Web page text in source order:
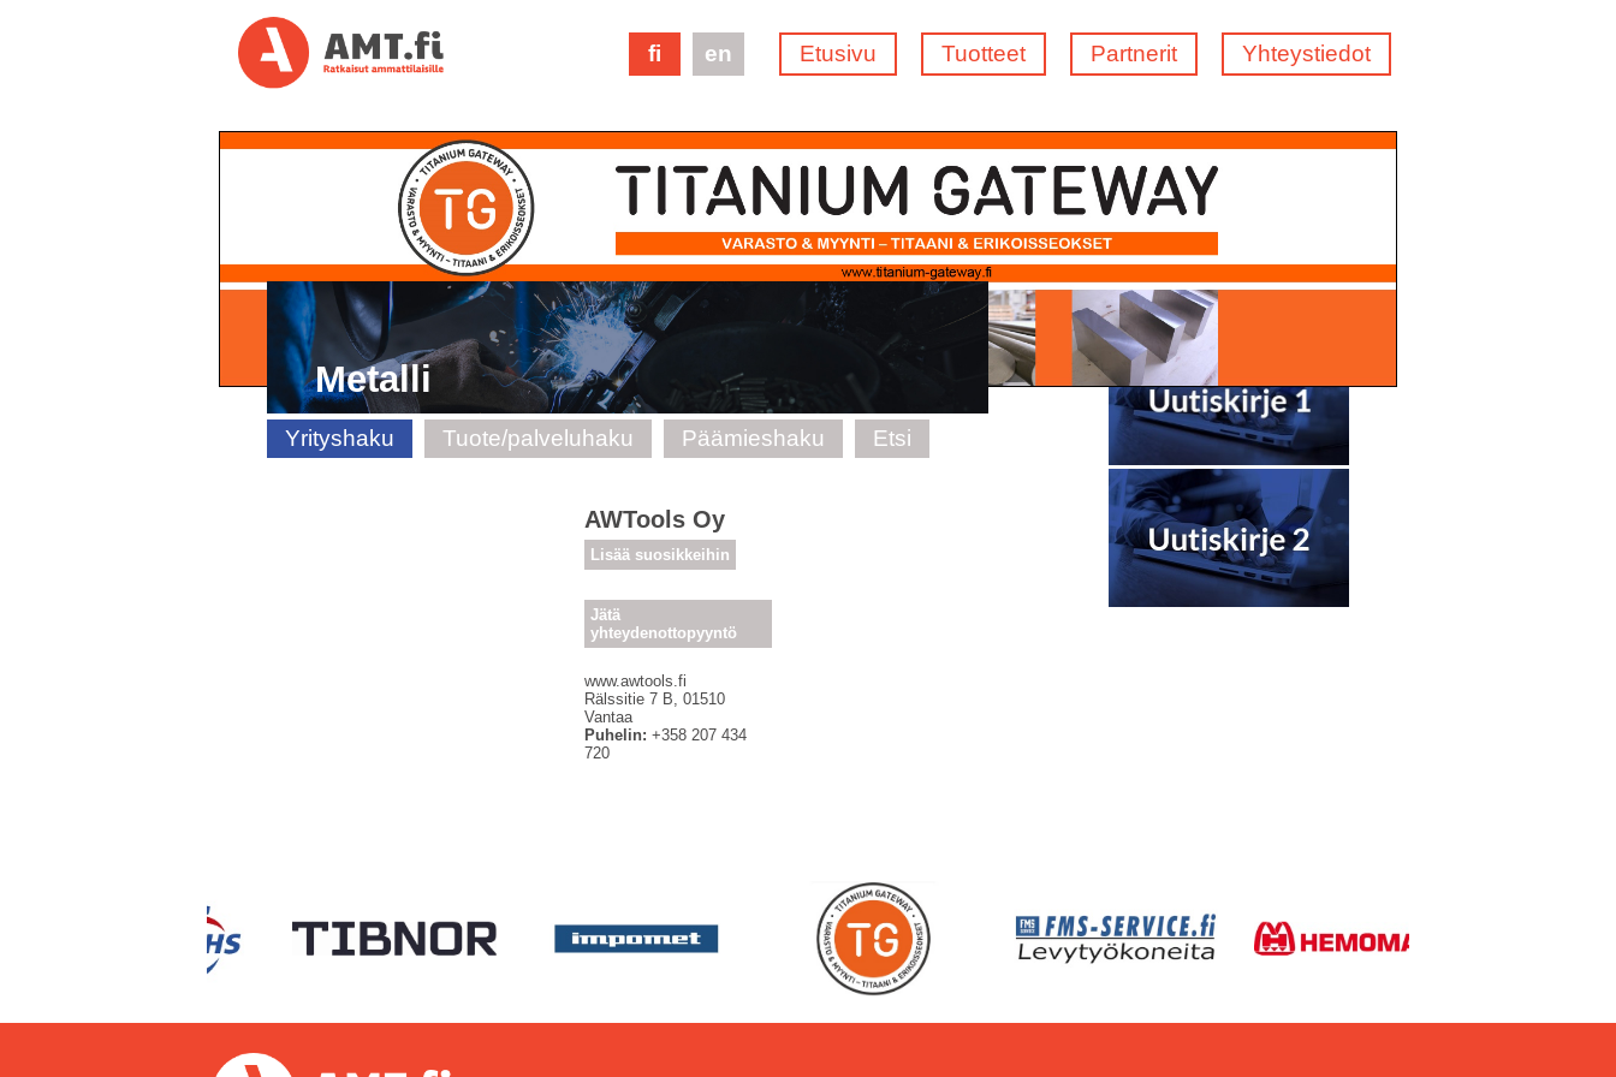
Etusivu Tuotteet Partnerit Yhteystiedot
fi en
Metalli
Yrityshaku Tuote/palveluhaku Päämieshaku Etsi
AWTools Oy
Lisää suosikkeihin
Jätä
yhteydenottopyyntö
www.awtools.fi
Rälssitie 7 B 01510
Vantaa
Puhelin: +358 207 434
720